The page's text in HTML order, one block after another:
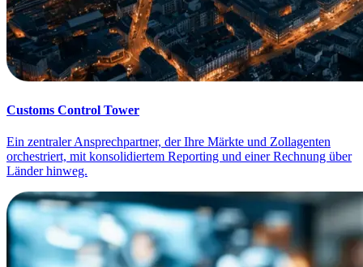
Customs Control Tower
Ein zentraler Ansprechpartner, der Ihre Märkte und Zollagenten
orchestriert, mit konsolidiertem Reporting und einer Rechnung über
Länder hinweg.